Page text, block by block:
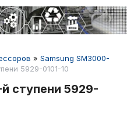
» Samsung SM3000-
5929-0101-10
ступени 5929-